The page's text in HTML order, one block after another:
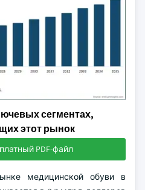
сегментах,
этот рынок
PDF-файл
медицинской обуви в